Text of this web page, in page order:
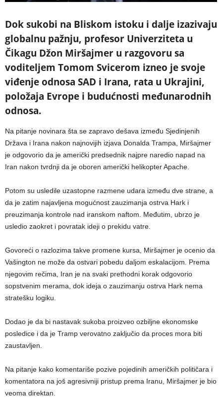
Dok sukobi na Bliskom istoku i dalje izazivaju
globalnu pažnju, profesor Univerziteta u
Čikagu Džon Miršajmer u razgovoru sa
voditeljem Tomom Svicerom izneo je svoje
viđenje odnosa SAD i Irana, rata u Ukrajini,
položaja Evrope i budućnosti međunarodnih
odnosa.
Na pitanje novinara šta se zapravo dešava između Sjedinjenih
Država i Irana nakon najnovijih izjava Donalda Trampa, Miršajmer
je odgovorio da je američki predsednik najpre naredio napad na
Iran nakon tvrdnji da je oboren američki helikopter Apache.
Potom su usledile uzastopne razmene udara između dve strane, a
da je zatim najavljena mogućnost zauzimanja ostrva Hark i
preuzimanja kontrole nad iranskom naftom. Međutim, ubrzo je
usledio zaokret i povratak ideji o prekidu vatre.
Govoreći o razlozima takve promene kursa, Miršajmer je ocenio da
Vašington ne može da ostvari pobedu daljom eskalacijom. Prema
njegovim rečima, Iran je na svaki prethodni korak odgovorio
sopstvenim merama, dok ideja o zauzimanju ostrva Hark nema
stratešku logiku.
Dodao je da bi nastavak sukoba proizveo ozbiljne ekonomske
posledice i da je Tramp verovatno zaključio da proces mora biti
zaustavljen.
Na pitanje kako komentariše pozive pojedinih američkih političara i
komentatora na još agresivniji pristup prema Iranu, Miršajmer je bio
veoma direktan.